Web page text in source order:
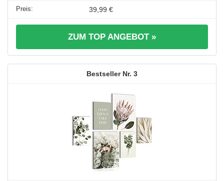
39,99 €
ZUM TOP ANGEBOT »
3